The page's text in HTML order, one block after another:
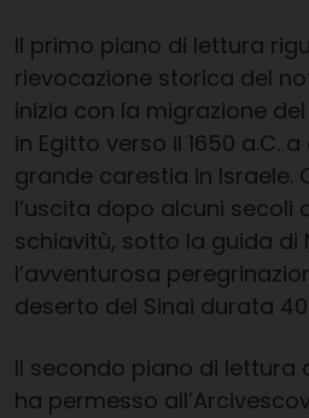
Il primo piano di lettura
rievocazione storica del
inizia con la migrazione
in Egitto verso il 1650 a.C.
grande carestia in Israele.
l’uscita dopo alcuni secoli
schiavitù, sotto la guida di
l’avventurosa
deserto del Sinai durata
Il secondo piano di lettura
ha permesso